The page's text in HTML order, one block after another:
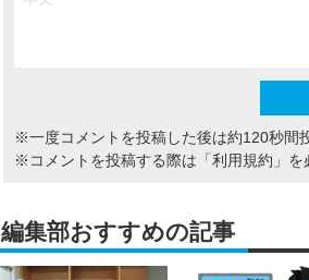
※一度コメントを投稿した後は約120秒間
※コメントを投稿する際は 「利用規約」 を
編集部おすすめの記事